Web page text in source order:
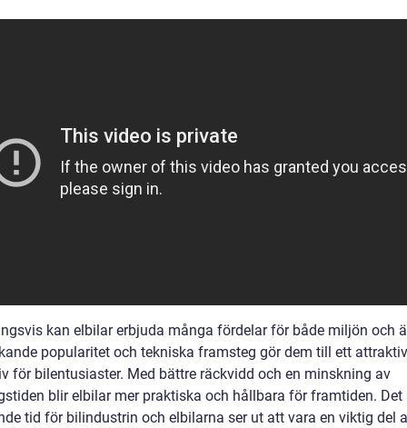
kan elbilar erbjuda många fördelar för både miljön och
popularitet och tekniska framsteg gör dem till ett
för bilentusiaster. Med bättre räckvidd och en minskning av
blir elbilar mer praktiska och hållbara för framtiden. Det
tid för bilindustrin och elbilarna ser ut att vara en viktig del